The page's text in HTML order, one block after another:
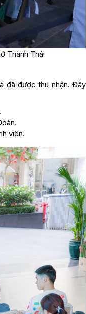
Thành Thái
đã được thu nhận. Đây
viên.